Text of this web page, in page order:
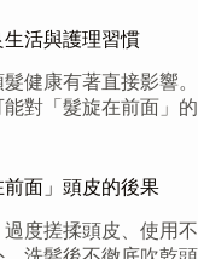
活與護理習慣
健康有著直接影響。
對「髮旋在前面」的
面」頭皮的後果
度搓揉頭皮、使用不